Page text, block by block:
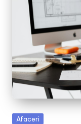
Posted
Afaceri